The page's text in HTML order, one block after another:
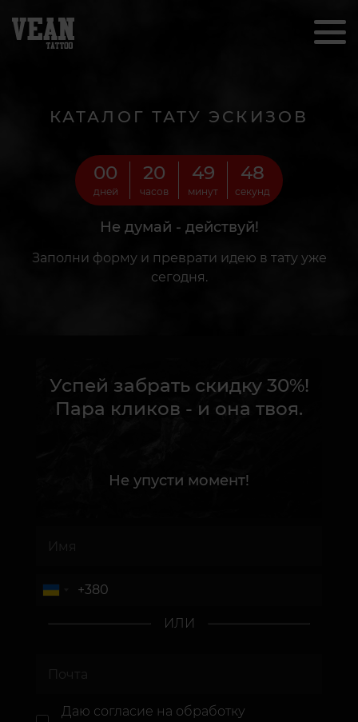
КАТАЛОГ ТАТУ ЭСКИЗОВ
00
дней
20
часов
49
минут
46
секунд
Не думай - действуй!
Заполни форму и преврати идею в тату уже
сегодня.
Успей забрать скидку 30%!
Пара кликов - и она твоя.
Не упусти момент!
ИЛИ
Даю согласие на обработку